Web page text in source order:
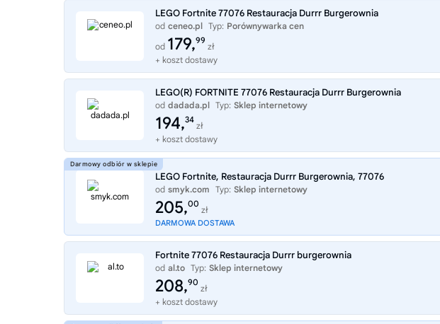
LEGO Fortnite 77076 Restauracja Durrr Burgerownia
od ceneo.pl Typ: Porównywarka cen
od 179,99
zł
+ koszt dostawy
LEGO(R) FORTNITE 77076 Restauracja Durrr Burgerownia
od dadada.pl Typ: Sklep internetowy
194,34
zł
+ koszt dostawy
LEGO Fortnite, Restauracja Durrr Burgerownia, 77076
od smyk.com Typ: Sklep internetowy
205,00
zł
DARMOWA DOSTAWA
Fortnite 77076 Restauracja Durrr burgerownia
od al.to Typ: Sklep internetowy
208,90
zł
+ koszt dostawy